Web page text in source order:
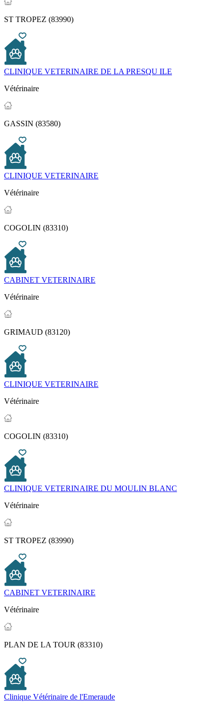
ST TROPEZ (83990)
CLINIQUE VETERINAIRE DE LA PRESQU ILE
Vétérinaire
GASSIN (83580)
CLINIQUE VETERINAIRE
Vétérinaire
COGOLIN (83310)
CABINET VETERINAIRE
Vétérinaire
GRIMAUD (83120)
CLINIQUE VETERINAIRE
Vétérinaire
COGOLIN (83310)
CLINIQUE VETERINAIRE DU MOULIN BLANC
Vétérinaire
ST TROPEZ (83990)
CABINET VETERINAIRE
Vétérinaire
PLAN DE LA TOUR (83310)
Clinique Vétérinaire de l'Emeraude